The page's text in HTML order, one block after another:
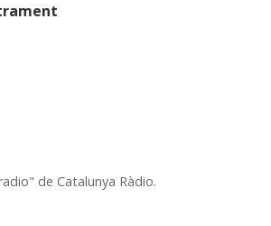
de Catalunya Ràdio.